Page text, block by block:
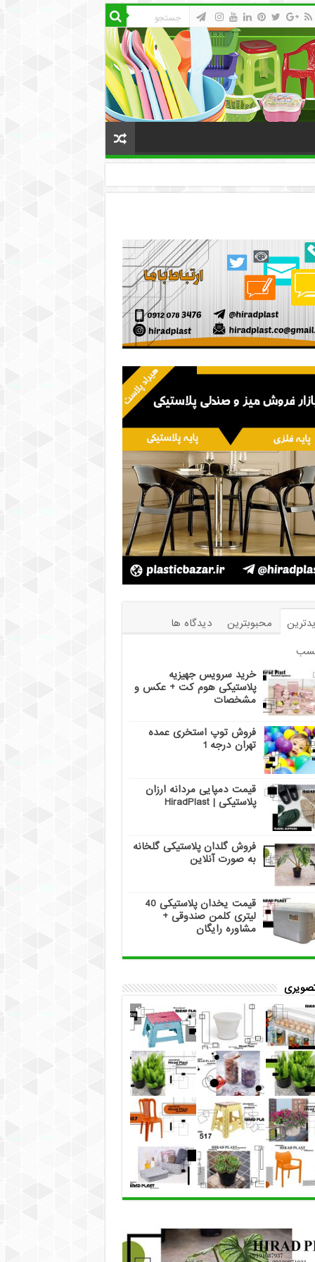
محبوبترین
دیدگاه ها
خرید سرویس جهیزیه
پلاستیکی هوم کت + عکس و
مشخصات
فروش توپ استخری عمده
تهران درجه 1
قیمت دمپایی مردانه ارزان
پلاستیکی | HiradPlast
فروش گلدان پلاستیکی گلخانه
به صورت آنلاین
قیمت یخدان پلاستیکی 40
لیتری کلمن صندوقی +
مشاوره رایگان